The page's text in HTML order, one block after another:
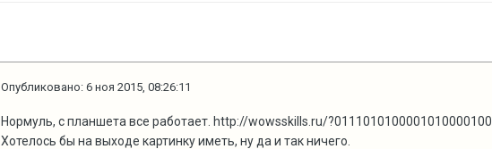
Опубликовано:6 ноя 2015, 08:26:11
Нормуль, с планшета все работает. http://wowsskills.ru/?0111010100001010000100
Хотелось бы на выходе картинку иметь, ну да и так ничего.